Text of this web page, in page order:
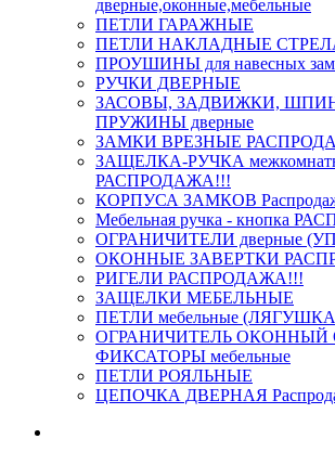
дверные,оконные,мебельные
ПЕТЛИ ГАРАЖНЫЕ
ПЕТЛИ НАКЛАДНЫЕ
ПРОУШИНЫ для навесных
РУЧКИ ДВЕРНЫЕ
ЗАСОВЫ, ЗАДВИЖКИ,
ПРУЖИНЫ дверные
ЗАМКИ ВРЕЗНЫЕ
ЗАЩЕЛКА-РУЧКА
РАСПРОДАЖА!!!
КОРПУСА ЗАМКОВ
Мебельная ручка - кнопка
ОГРАНИЧИТЕЛИ дверные
ОКОННЫЕ ЗАВЕРТКИ
РИГЕЛИ РАСПРОДАЖА!!!
ЗАЩЕЛКИ МЕБЕЛЬНЫЕ
ПЕТЛИ мебельные
ОГРАНИЧИТЕЛЬ ОКОННЫЙ
ФИКСАТОРЫ мебельные
ПЕТЛИ РОЯЛЬНЫЕ
ЦЕПОЧКА ДВЕРНАЯ